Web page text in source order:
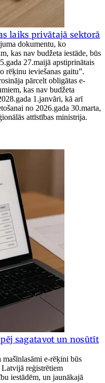
laiks privātajā sektorā
dokumentu, ko
kas nav budžeta iestāde, būs
27.maijā apstiprinātais
rēķinu ieviešanas gaitu”.
pārcelt obligātas e-
kas nav budžeta
1.janvāri, kā arī
no 2026.gada 30.marta,
attīstības ministrija.
sagatavot un nosūtīt
mašīnlasāmi e-rēķini būs
reģistrētiem
iestādēm, un jaunākajā